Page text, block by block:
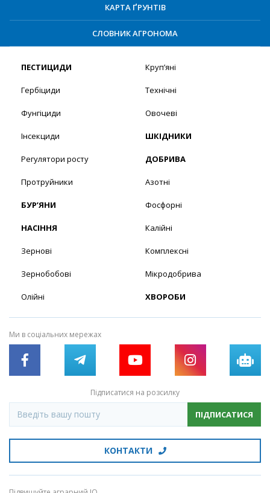
КАРТА ҐРУНТІВ
СЛОВНИК АГРОНОМА
ПЕСТИЦИДИ
Гербіциди
Фунгіциди
Інсекциди
Регулятори росту
Протруйники
БУР’ЯНИ
НАСІННЯ
Зернові
Зернобобові
Олійні
Круп’яні
Технічні
Овочеві
ШКІДНИКИ
ДОБРИВА
Азотні
Фосфорні
Калійні
Комплексні
Мікродобрива
ХВОРОБИ
Ми в соціальних мережах
Підписатися на розсилку
ПІДПИСАТИСЯ
КОНТАКТИ